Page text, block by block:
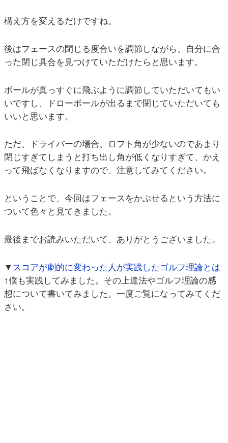
構え方を変えるだけですね。
後はフェースの閉じる度合いを調節しながら、自分に合
った閉じ具合を見つけていただけたらと思います。
ボールが真っすぐに飛ぶように調節していただいてもい
いですし、ドローボールが出るまで閉じていただいても
いいと思います。
ただ、ドライバーの場合、ロフト角が少ないのであまり
閉じすぎてしまうと打ち出し角が低くなりすぎて、かえ
って飛ばなくなりますので、注意してみてください。
ということで、今回はフェースをかぶせるという方法に
ついて色々と見てきました。
最後までお読みいただいて、ありがとうございました。
▼ スコアが劇的に変わった人が実践したゴルフ理論とは
↑僕も実践してみました。その上達法やゴルフ理論の感
想について書いてみました。一度ご覧になってみてくだ
さい。